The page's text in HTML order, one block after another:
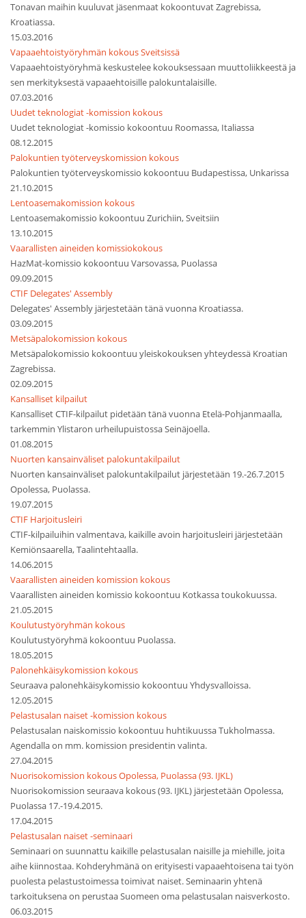
Tonavan maihin kuuluvat jäsenmaat kokoontuvat Zagrebissa,
Kroatiassa.
15.03.2016
Vapaaehtoistyöryhmän kokous Sveitsissä
Vapaaehtoistyöryhmä keskustelee kokouksessaan muuttoliikkeestä ja
sen merkityksestä vapaaehtoisille palokuntalaisille.
07.03.2016
Uudet teknologiat -komission kokous
Uudet teknologiat -komissio kokoontuu Roomassa, Italiassa
08.12.2015
Palokuntien työterveyskomission kokous
Palokuntien työterveyskomissio kokoontuu Budapestissa, Unkarissa
21.10.2015
Lentoasemakomission kokous
Lentoasemakomissio kokoontuu Zurichiin, Sveitsiin
13.10.2015
Vaarallisten aineiden komissiokokous
HazMat-komissio kokoontuu Varsovassa, Puolassa
09.09.2015
CTIF Delegates' Assembly
Delegates' Assembly järjestetään tänä vuonna Kroatiassa.
03.09.2015
Metsäpalokomission kokous
Metsäpalokomissio kokoontuu yleiskokouksen yhteydessä Kroatian
Zagrebissa.
02.09.2015
Kansalliset kilpailut
Kansalliset CTIF-kilpailut pidetään tänä vuonna Etelä-Pohjanmaalla,
tarkemmin Ylistaron urheilupuistossa Seinäjoella.
01.08.2015
Nuorten kansainväliset palokuntakilpailut
Nuorten kansainväliset palokuntakilpailut järjestetään 19.-26.7.2015
Opolessa, Puolassa.
19.07.2015
CTIF Harjoitusleiri
CTIF-kilpailuihin valmentava, kaikille avoin harjoitusleiri järjestetään
Kemiönsaarella, Taalintehtaalla.
14.06.2015
Vaarallisten aineiden komission kokous
Vaarallisten aineiden komissio kokoontuu Kotkassa toukokuussa.
21.05.2015
Koulutustyöryhmän kokous
Koulutustyöryhmä kokoontuu Puolassa.
18.05.2015
Palonehkäisykomission kokous
Seuraava palonehkäisykomissio kokoontuu Yhdysvalloissa.
12.05.2015
Pelastusalan naiset -komission kokous
Pelastusalan naiskomissio kokoontuu huhtikuussa Tukholmassa.
Agendalla on mm. komission presidentin valinta.
27.04.2015
Nuorisokomission kokous Opolessa, Puolassa (93. IJKL)
Nuorisokomission seuraava kokous (93. IJKL) järjestetään Opolessa,
Puolassa 17.-19.4.2015.
17.04.2015
Pelastusalan naiset -seminaari
Seminaari on suunnattu kaikille pelastusalan naisille ja miehille, joita
aihe kiinnostaa. Kohderyhmänä on erityisesti vapaaehtoisena tai työn
puolesta pelastustoimessa toimivat naiset. Seminaarin yhtenä
tarkoituksena on perustaa Suomeen oma pelastusalan naisverkosto.
06.03.2015